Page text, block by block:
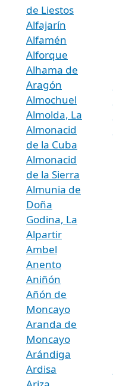
de Liestos
Alfajarín
Alfamén
Alforque
Alhama de
Aragón
Almochuel
Almolda, La
Almonacid
de la Cuba
Almonacid
de la Sierra
Almunia de
Doña
Godina, La
Alpartir
Ambel
Anento
Aniñón
Añón de
Moncayo
Aranda de
Moncayo
Arándiga
Ardisa